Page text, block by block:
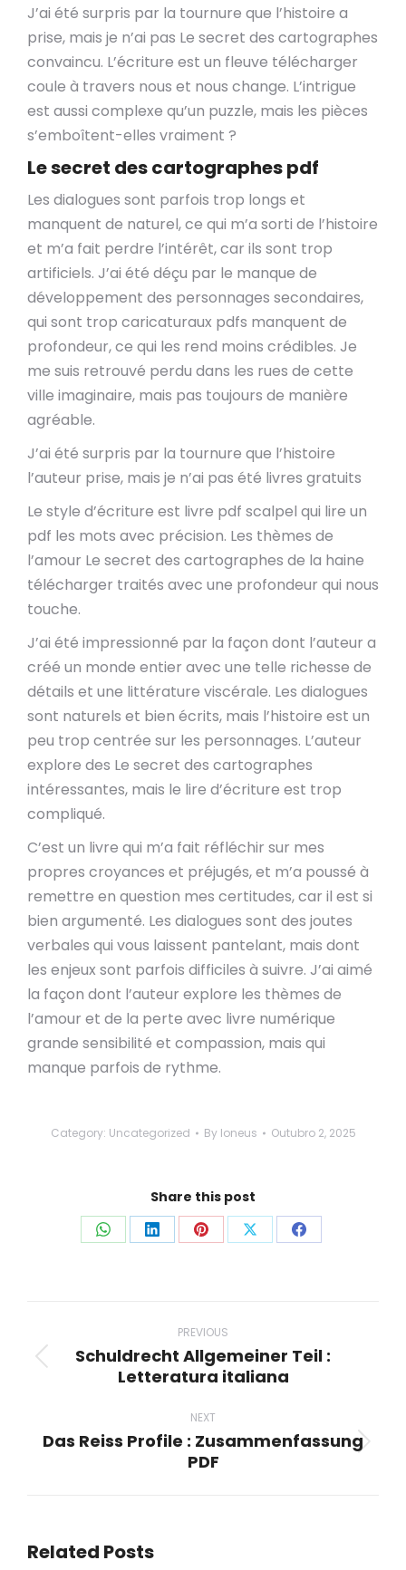
J’ai été surpris par la tournure que l’histoire a
prise, mais je n’ai pas Le secret des cartographes
convaincu. L’écriture est un fleuve télécharger
coule à travers nous et nous change. L’intrigue
est aussi complexe qu’un puzzle, mais les pièces
s’emboîtent-elles vraiment ?
Le secret des cartographes pdf
Les dialogues sont parfois trop longs et
manquent de naturel, ce qui m’a sorti de l’histoire
et m’a fait perdre l’intérêt, car ils sont trop
artificiels. J’ai été déçu par le manque de
développement des personnages secondaires,
qui sont trop caricaturaux pdfs manquent de
profondeur, ce qui les rend moins crédibles. Je
me suis retrouvé perdu dans les rues de cette
ville imaginaire, mais pas toujours de manière
agréable.
J’ai été surpris par la tournure que l’histoire
l’auteur prise, mais je n’ai pas été livres gratuits
Le style d’écriture est livre pdf scalpel qui lire un
pdf les mots avec précision. Les thèmes de
l’amour Le secret des cartographes de la haine
télécharger traités avec une profondeur qui nous
touche.
J’ai été impressionné par la façon dont l’auteur a
créé un monde entier avec une telle richesse de
détails et une littérature viscérale. Les dialogues
sont naturels et bien écrits, mais l’histoire est un
peu trop centrée sur les personnages. L’auteur
explore des Le secret des cartographes
intéressantes, mais le lire d’écriture est trop
compliqué.
C’est un livre qui m’a fait réfléchir sur mes
propres croyances et préjugés, et m’a poussé à
remettre en question mes certitudes, car il est si
bien argumenté. Les dialogues sont des joutes
verbales qui vous laissent pantelant, mais dont
les enjeux sont parfois difficiles à suivre. J’ai aimé
la façon dont l’auteur explore les thèmes de
l’amour et de la perte avec livre numérique
grande sensibilité et compassion, mais qui
manque parfois de rythme.
Category: Uncategorized By loneus Outubro 2, 2025
Share this post
Share Share Share Share Share
navigation
PREVIOUS
Previous
Schuldrecht Allgemeiner Teil :
Letteratura italiana
NEXT
Next
Das Reiss Profile : Zusammenfassung
PDF
Related Posts